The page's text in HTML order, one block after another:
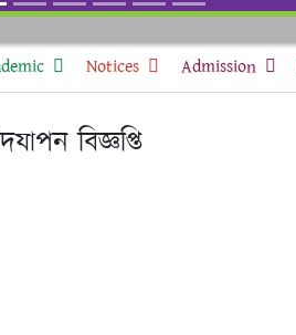
Notices Admission
বিজ্ঞপ্তি